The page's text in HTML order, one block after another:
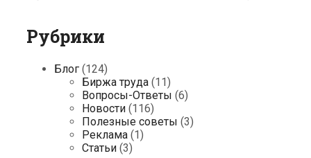
Рубрики
Блог (124)
Биржа труда (11)
Вопросы-Ответы (6)
Новости (116)
Полезные советы (3)
Реклама (1)
Статьи (3)